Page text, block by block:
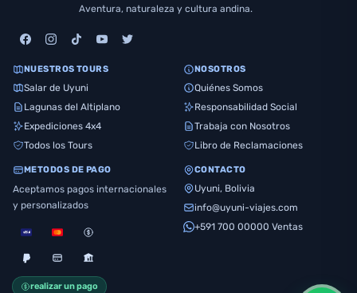
Aventura, naturaleza y cultura andina.
NUESTROS TOURS
Salar de Uyuni
Lagunas del Altiplano
Expediciones 4x4
Todos los Tours
NOSOTROS
Quiénes Somos
Responsabilidad Social
Trabaja con Nosotros
Libro de Reclamaciones
METODOS DE PAGO
Aceptamos pagos internacionales
y personalizados
realizar un pago
CONTACTO
Uyuni, Bolivia
info@uyuni-viajes.com
+591 700 00000 Ventas